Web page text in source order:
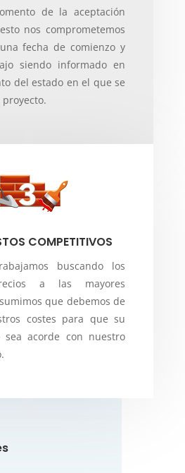
de la aceptación
nos comprometemos
fecha de comienzo y
siendo informado en
del estado en el que se
COMPETITIVOS
buscando los
a las mayores
que debemos de
costes para que su
sea acorde con nuestro